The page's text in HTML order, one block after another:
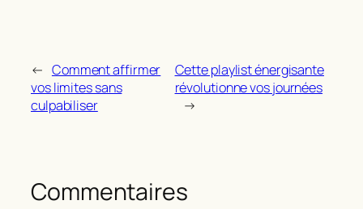
← Comment affirmer
vos limites sans
culpabiliser
Cette playlist énergisante
révolutionne vos journées
→
Commentaires